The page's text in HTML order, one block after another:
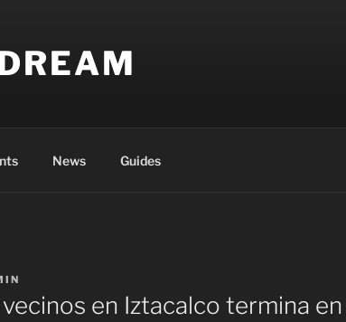
News Guides
en Iztacalco termina en